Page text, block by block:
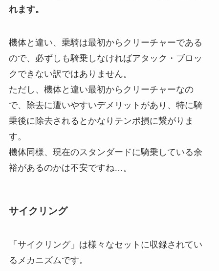
れます。
機体と違い、乗騎は最初からクリーチャーである
ので、必ずしも騎乗しなければアタック・ブロッ
クできない訳ではありません。
ただし、機体と違い最初からクリーチャーなの
で、除去に遭いやすいデメリットがあり、特に騎
乗後に除去されるとかなりテンポ損に繋がりま
す。
機体同様、現在のスタンダードに騎乗している余
裕があるのかは不安ですね…。
サイクリング
「サイクリング」は様々なセットに収録されてい
るメカニズムです。